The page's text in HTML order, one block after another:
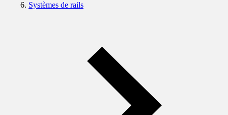
Systèmes de rails